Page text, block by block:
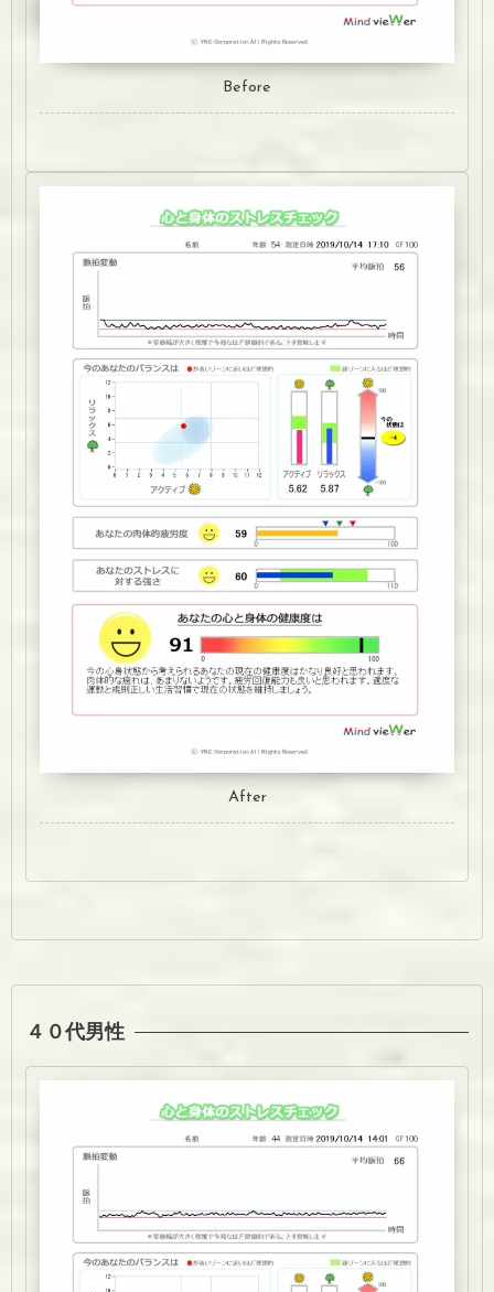
Before
After
４０代男性